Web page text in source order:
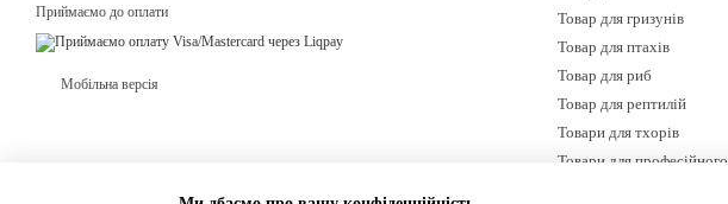
Приймаємо до оплати
Мобільна версія
Товар для гризунів
Товар для птахів
Товар для риб
Товар для рептилій
Товари для тхорів
Товари для професійного